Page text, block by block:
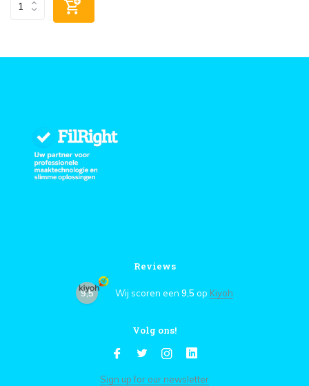
Reviews
9,5 Wij scoren een 9,5 op Kiyoh
Volg ons!
Sign up for our newsletter